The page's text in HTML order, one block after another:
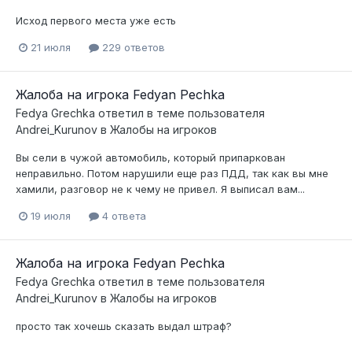
Исход первого места уже есть
21 июля 229 ответов
Жалоба на игрока Fedyan Pechka
Fedya Grechka ответил в теме пользователя
Andrei_Kurunov в Жалобы на игроков
Вы сели в чужой автомобиль, который припаркован
неправильно. Потом нарушили еще раз ПДД, так как вы мне
хамили, разговор не к чему не привел. Я выписал вам...
19 июля 4 ответа
Жалоба на игрока Fedyan Pechka
Fedya Grechka ответил в теме пользователя
Andrei_Kurunov в Жалобы на игроков
просто так хочешь сказать выдал штраф?